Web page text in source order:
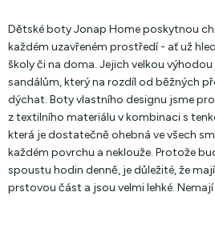
Dětské boty Jonap Home poskytnou
každém uzavřeném prostředí - ať už
školy či na doma. Jejich velkou
sandálům, který na rozdíl od běžných
dýchat. Boty vlastního designu jsme pro
z textilního materiálu v kombinaci s
která je dostatečně ohebná ve všech
každém povrchu a neklouže. Protože
spoustu hodin denně, je důležité, že
prstovou část a jsou velmi lehké.